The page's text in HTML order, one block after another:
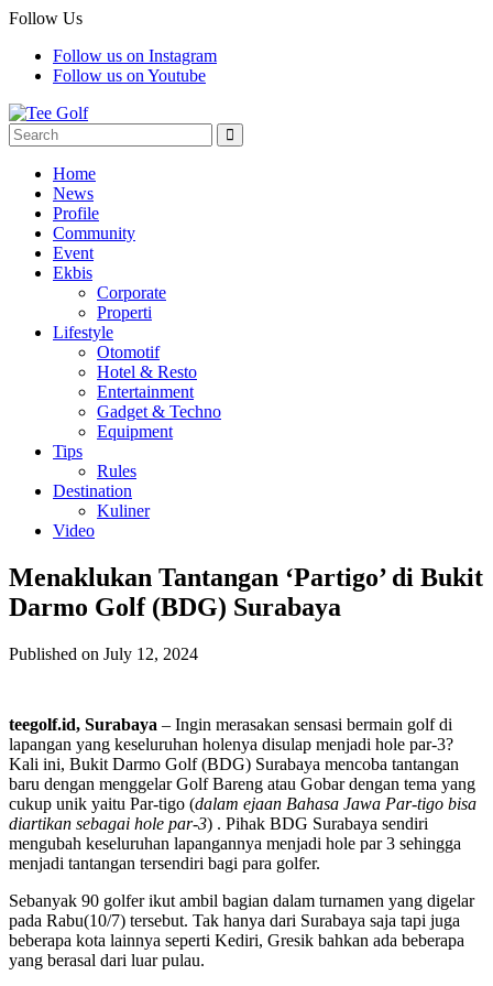
Follow Us
Follow us on Instagram
Follow us on Youtube
Home
News
Profile
Community
Event
Ekbis
Corporate
Properti
Lifestyle
Otomotif
Hotel & Resto
Entertainment
Gadget & Techno
Equipment
Tips
Rules
Destination
Kuliner
Video
Menaklukan Tantangan ‘Partigo’ di Bukit
Darmo Golf (BDG) Surabaya
Published on July 12, 2024
teegolf.id, Surabaya – Ingin merasakan sensasi bermain golf di
lapangan yang keseluruhan holenya disulap menjadi hole par-3?
Kali ini, Bukit Darmo Golf (BDG) Surabaya mencoba tantangan
baru dengan menggelar Golf Bareng atau Gobar dengan tema yang
cukup unik yaitu Par-tigo (dalam ejaan Bahasa Jawa Par-tigo bisa
diartikan sebagai hole par-3) . Pihak BDG Surabaya sendiri
mengubah keseluruhan lapangannya menjadi hole par 3 sehingga
menjadi tantangan tersendiri bagi para golfer.
Sebanyak 90 golfer ikut ambil bagian dalam turnamen yang digelar
pada Rabu(10/7) tersebut. Tak hanya dari Surabaya saja tapi juga
beberapa kota lainnya seperti Kediri, Gresik bahkan ada beberapa
yang berasal dari luar pulau.